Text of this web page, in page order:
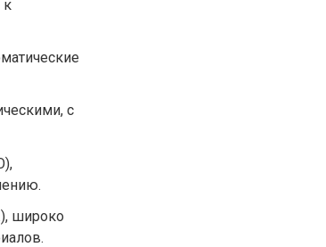
к
с
широко